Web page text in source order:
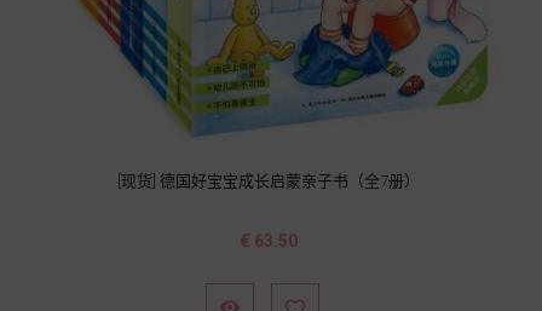
[现货] 德国好宝宝成长启蒙亲子书（全7册）
价
€ 63.50